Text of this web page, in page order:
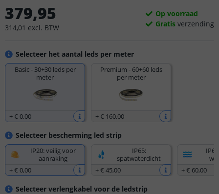
Selecteer het aantal leds per meter
Basic - 30+30 leds per
meter
+€ 0,00
Premium - 60+60 leds
per meter
+€ 160,00
Selecteer bescherming led strip
IP20: veilig voor
aanraking
+€ 0,00
IP65:
spatwaterdicht
+€ 45,00
+€ 60,00
Selecteer verlengkabel voor de ledstrip
379,95
314,01 excl. BTW
Op voorraad
Gratis verzending